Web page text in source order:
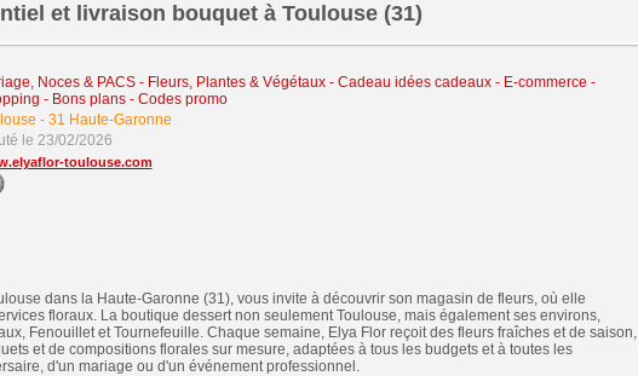
et livraison bouquet à Toulouse (31)
Noces & PACS- Fleurs, Plantes & Végétaux- Cadeau idées cadeaux- E-commerce -
- Bons plans - Codes promo
- 31 Haute-Garonne
le 23/02/2026
toulouse.com
dans la Haute-Garonne (31), vous invite à découvrir son magasin de fleurs, où elle
floraux. La boutique dessert non seulement Toulouse, mais également ses environs,
Fenouillet et Tournefeuille. Chaque semaine, Elya Flor reçoit des fleurs fraîches et de saison,
et de compositions florales sur mesure, adaptées à tous les budgets et à toutes les
d'un mariage ou d'un événement professionnel.